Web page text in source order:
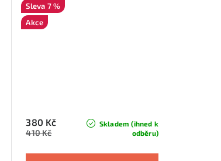
7 %
Akce
Skladem (ihned k
odběru)
380 Kč
410 Kč